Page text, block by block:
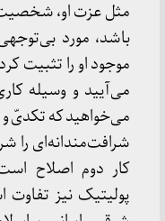
مثل عزت او،
باشد، مورد
موجود او را تثبیت
می‌آیید و وسیله
می‌خواهید که تکدیّ و
شرافت‌مندانه‌ای را
کار دوم اصلاح
پولیتیک نیز